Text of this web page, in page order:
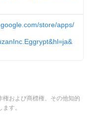
store/apps/
権および商標権、その他知的
す。